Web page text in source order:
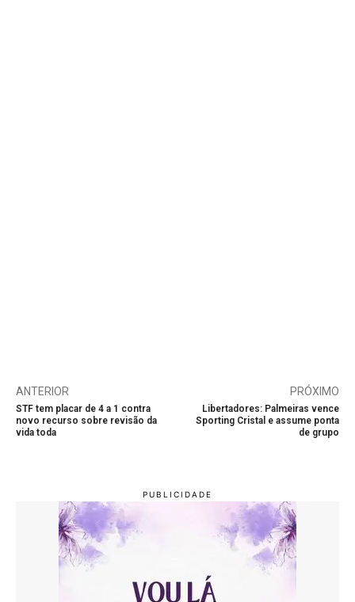
ANTERIOR
STF tem placar de 4 a 1 contra
novo recurso sobre revisão da
vida toda
PRÓXIMO
Libertadores: Palmeiras vence
Sporting Cristal e assume ponta
de grupo